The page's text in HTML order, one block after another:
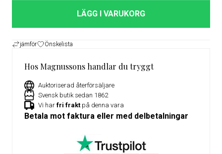
LÄGG I VARUKORG
jämför Önskelista
Hos Magnussons handlar du tryggt
Auktoriserad återförsäljare
Svensk butik sedan 1862
Vi har fri frakt på denna vara
Betala mot faktura eller med delbetalningar